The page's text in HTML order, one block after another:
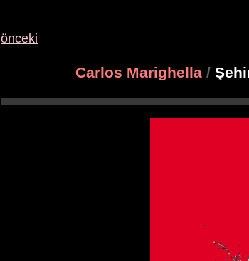
önceki
Carlos Marighella /